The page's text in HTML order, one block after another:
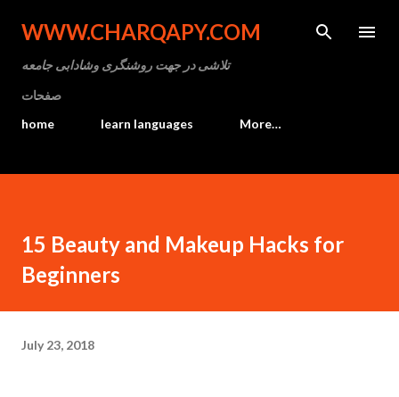
Skip to main content
WWW.CHARQAPY.COM
تلاشی در جهت روشنگری وشادابی جامعه
صفحات
home
learn languages More…
15 Beauty and Makeup Hacks for
Beginners
July 23, 2018